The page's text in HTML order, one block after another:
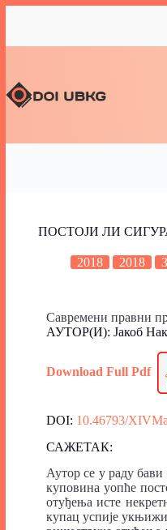
ПОСТОЈИ ЛИ
2018 2018
Савремени правни
АУТОР(И): Јакоб
Download Full Pdf
DOI: 10.46793/
САЖЕТАК:
Аутор се у раду
куповина уопће
отуђења исте
купац успије